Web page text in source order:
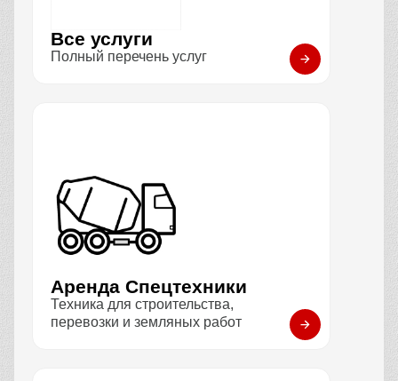
Все услуги
Полный перечень услуг
Аренда Спецтехники
Техника для строительства,
перевозки и земляных работ